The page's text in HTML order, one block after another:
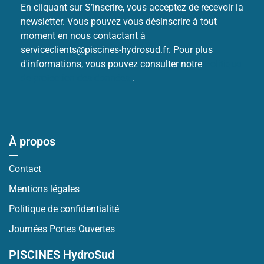
En cliquant sur S’inscrire, vous acceptez de recevoir la
newsletter. Vous pouvez vous désinscrire à tout
moment en nous contactant à
serviceclients@piscines-hydrosud.fr. Pour plus
d'informations, vous pouvez consulter notre
.
À propos
Contact
Mentions légales
Politique de confidentialité
Journées Portes Ouvertes
PISCINES HydroSud